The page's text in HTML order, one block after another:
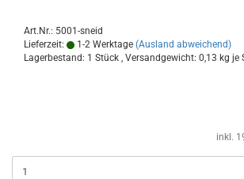
Art.Nr.: 5001-sneid
Lieferzeit:
1-2 Werktage (Ausland abweichend)
Lagerbestand: 1 Stück , Versandgewicht: 0,13 kg je
inkl.